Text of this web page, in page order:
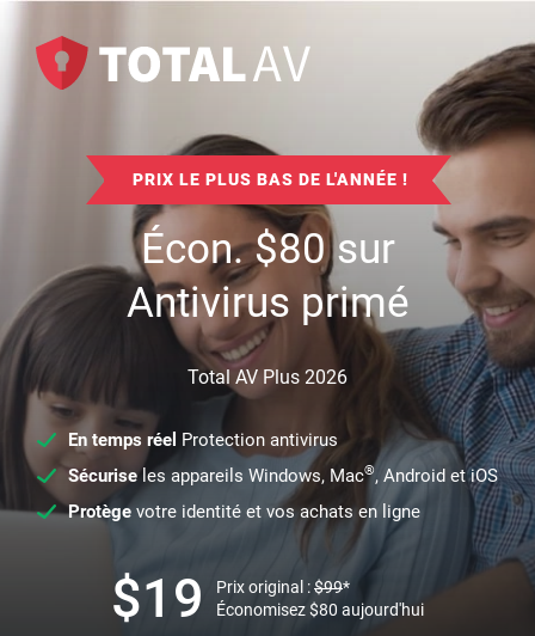
PRIX LE PLUS BAS DE L'ANNÉE !
Écon.$80sur
Antivirus primé
Total AV Plus 2026
En temps réel Protection antivirus
Sécuriseles appareils Windows, Mac®, Android et iOS
Protège votre identité et vos achats en ligne
$19 Prix original :$99*
Économisez$80 aujourd'hui